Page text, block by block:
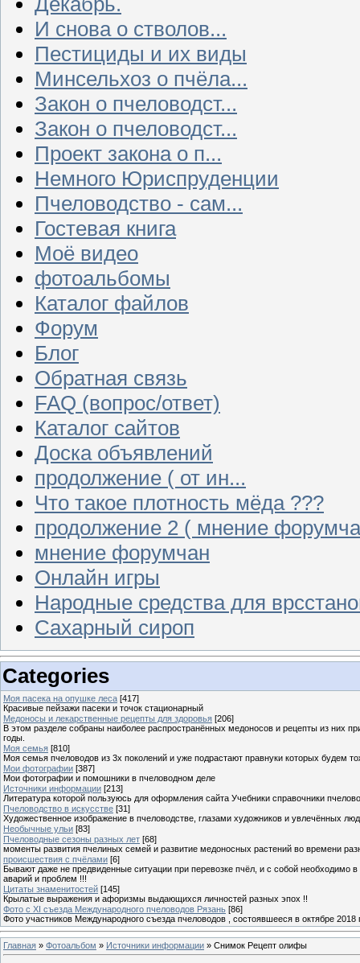
И снова о стволов...
Пестициды и их виды
Минсельхоз о пчёла...
Закон о пчеловодст...
Закон о пчеловодст...
Проект закона о п...
Немного Юриспруденции
Пчеловодство - сам...
Гостевая книга
Моё видео
фотоальбомы
Каталог файлов
Форум
Блог
Обратная связь
FAQ (вопрос/ответ)
Каталог сайтов
Доска объявлений
продолжение ( от ин...
Что такое плотность мёда ???
продолжение 2 ( мнение
мнение форумчан
Онлайн игры
Народные средства для
Сахарный сироп
Categories
Моя пасека на опушке леса [417]
Красивые пейзажи пасеки и точок стационарный
Медоносы и лекарственные рецепты для здоровья [206]
В этом разделе собраны наиболее распространённых медоносов и рецепты из них
годы.
Моя семья [810]
Моя семья пчеловодов из 3х поколений и уже подрастают правнуки которых будем
Мои фотографии [387]
Мои фотографии и помошники в пчеловодном деле
Источники информации [213]
Литература которой пользуюсь для оформления сайта Учебники справочники
Пчеловодство в искусстве [31]
Художественное изображение в пчеловодстве, глазами художников и увлечённых
Необычные ульи [83]
Пчеловодные сезоны разных лет [68]
моменты развития пчелиных семей и развитие медоносных растений во времени
происшествия с пчёлами [6]
Бывают даже не предвиденные ситуации при перевозке пчёл, и с собой необходимо
аварий и проблем !!!
Цитаты знаменитостей [145]
Крылатые выражения и афоризмы выдающихся личностей разных эпох !!
Фото с XI съезда Международного пчеловодов Рязань [86]
Фото участников Международного съезда пчеловодов , состоявшееся в октябре 2018
Главная » Фотоальбом » Источники информации » Снимок Рецепт олифы